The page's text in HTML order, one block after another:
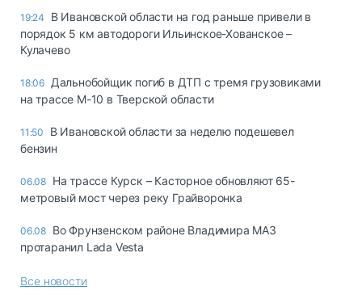
19:24
В Ивановской области на год раньше привели в
порядок 5 км автодороги Ильинское-Хованское –
Кулачево
18:06 Дальнобойщик погиб в ДТП с тремя грузовиками
на трассе М-10 в Тверской области
11:50
В Ивановской области за неделю подешевел
бензин
06.08 На трассе Курск – Касторное обновляют 65-
метровый мост через реку Грайворонка
06.08 Во Фрунзенском районе Владимира МАЗ
протаранил Lada Vesta
Все новости